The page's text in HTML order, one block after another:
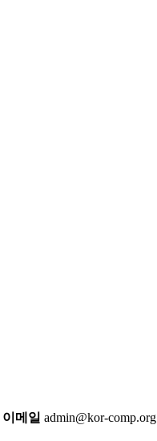
이메일 admin@kor-comp.org